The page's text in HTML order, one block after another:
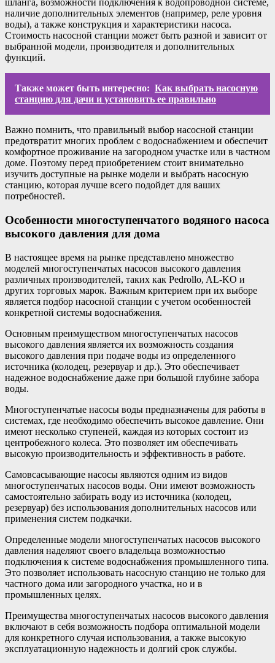
шланга, возможности подключения к водопроводной системе,
наличие дополнительных элементов (например, реле уровня
воды), а также конструкция и характеристики насоса.
Стоимость насосной станции может быть разной и зависит от
выбранной модели, производителя и дополнительных
функций.
Также может быть интересно: Как выбрать насосную
станцию для дачи и установить ее правильно
Важно помнить, что правильный выбор насосной станции
предотвратит многих проблем с водоснабжением и обеспечит
комфортное проживание на загородном участке или в частном
доме. Поэтому перед приобретением стоит внимательно
изучить доступные на рынке модели и выбрать насосную
станцию, которая лучше всего подойдет для ваших
потребностей.
Особенности многоступенчатого водяного насоса
высокого давления для дома
В настоящее время на рынке представлено множество
моделей многоступенчатых насосов высокого давления
различных производителей, таких как Pedrollo, AL-KO и
других торговых марок. Важным критерием при их выборе
является подбор насосной станции с учетом особенностей
конкретной системы водоснабжения.
Основным преимуществом многоступенчатых насосов
высокого давления является их возможность создания
высокого давления при подаче воды из определенного
источника (колодец, резервуар и др.). Это обеспечивает
надежное водоснабжение даже при большой глубине забора
воды.
Многоступенчатые насосы воды предназначены для работы в
системах, где необходимо обеспечить высокое давление. Они
имеют несколько ступеней, каждая из которых состоит из
центробежного колеса. Это позволяет им обеспечивать
высокую производительность и эффективность в работе.
Самовсасывающие насосы являются одним из видов
многоступенчатых насосов воды. Они имеют возможность
самостоятельно забирать воду из источника (колодец,
резервуар) без использования дополнительных насосов или
применения систем подкачки.
Определенные модели многоступенчатых насосов высокого
давления наделяют своего владельца возможностью
подключения к системе водоснабжения промышленного типа.
Это позволяет использовать насосную станцию не только для
частного дома или загородного участка, но и в
промышленных целях.
Преимущества многоступенчатых насосов высокого давления
включают в себя возможность подбора оптимальной модели
для конкретного случая использования, а также высокую
эксплуатационную надежность и долгий срок службы.